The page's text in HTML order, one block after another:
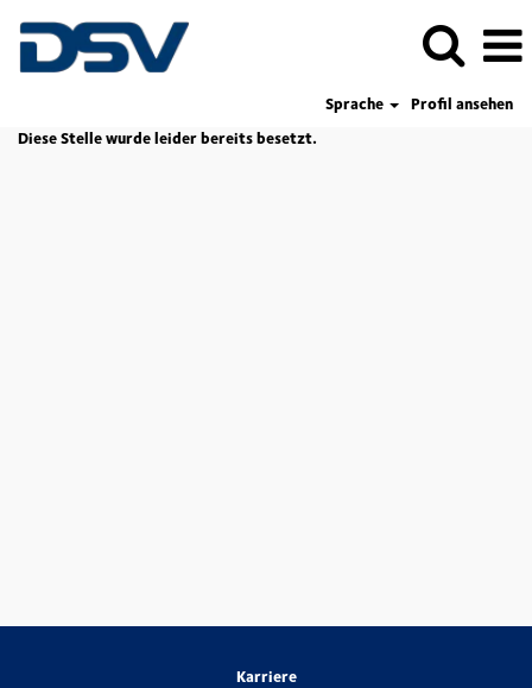
Sprache
Profil ansehen
Diese Stelle wurde leider bereits besetzt.
Karriere